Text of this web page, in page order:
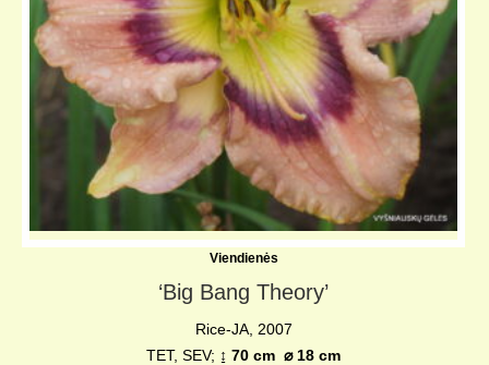
Viendienės
‘Big Bang Theory’
Rice-JA, 2007
TET, SEV; ↨ 70 cm ⌀ 18 cm